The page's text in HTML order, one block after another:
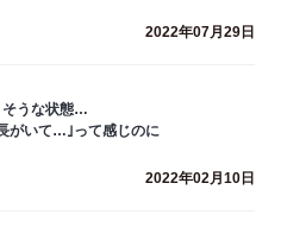
2022年07月29日
そうな状態…
がいて…｣って感じのに
2022年02月10日